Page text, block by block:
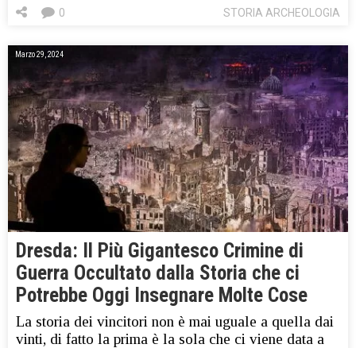
STORIA ARCHEOLOGIA
0
Marzo 29, 2024
Dresda: Il Più Gigantesco Crimine di
Guerra Occultato dalla Storia che ci
Potrebbe Oggi Insegnare Molte Cose
La storia dei vincitori non è mai uguale a quella dai
vinti, di fatto la prima è la sola che ci viene data a